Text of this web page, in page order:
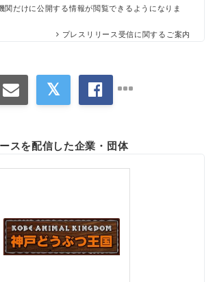
関だけに公開する情報が閲覧できるようになりま
プレスリリース受信に関するご案内
スを配信した企業・団体